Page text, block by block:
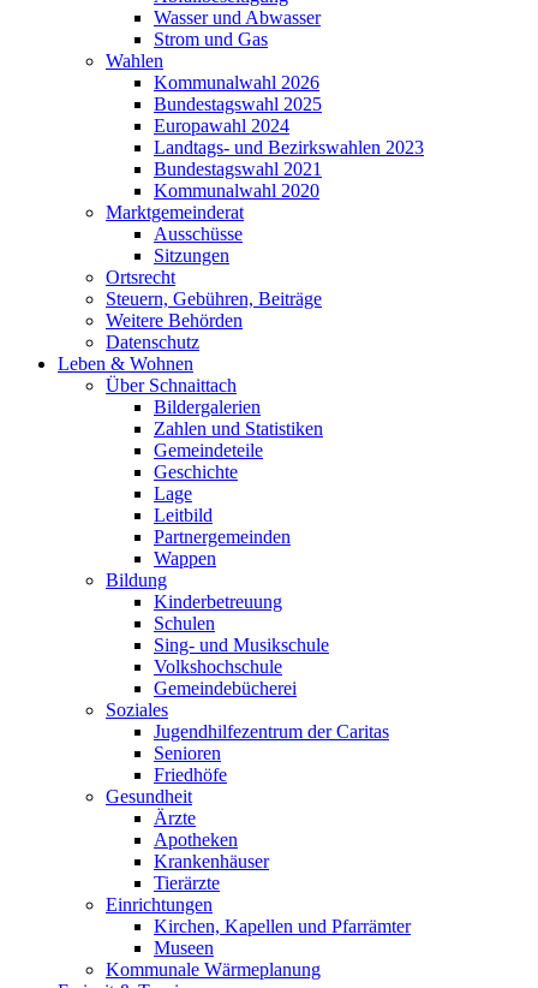
Wasser und Abwasser
Strom und Gas
Wahlen
Kommunalwahl 2026
Bundestagswahl 2025
Europawahl 2024
Landtags- und Bezirkswahlen 2023
Bundestagswahl 2021
Kommunalwahl 2020
Marktgemeinderat
Ausschüsse
Sitzungen
Ortsrecht
Steuern, Gebühren, Beiträge
Weitere Behörden
Datenschutz
Leben & Wohnen
Über Schnaittach
Bildergalerien
Zahlen und Statistiken
Gemeindeteile
Geschichte
Lage
Leitbild
Partnergemeinden
Wappen
Bildung
Kinderbetreuung
Schulen
Sing- und Musikschule
Volkshochschule
Gemeindebücherei
Soziales
Jugendhilfezentrum der Caritas
Senioren
Friedhöfe
Gesundheit
Ärzte
Apotheken
Krankenhäuser
Tierärzte
Einrichtungen
Kirchen, Kapellen und Pfarrämter
Museen
Kommunale Wärmeplanung